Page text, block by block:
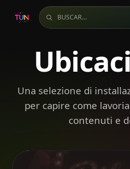
Buscar en el sitio
Una selezione di
per capire come
contenuti e